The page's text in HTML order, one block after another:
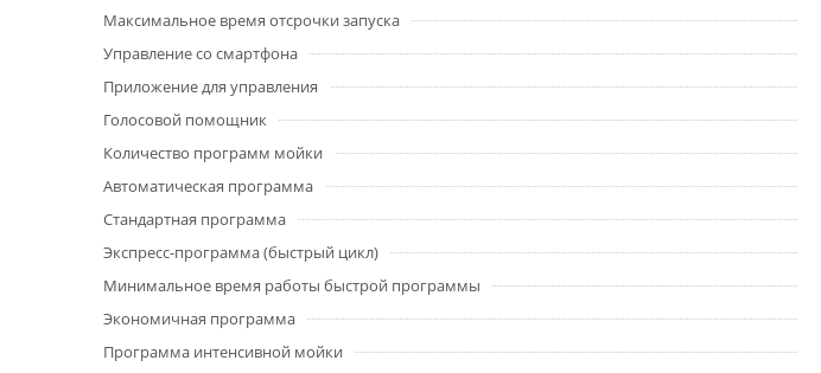
Максимальное время отсрочки запуска
Управление со смартфона
Приложение для управления
Голосовой помощник
Количество программ мойки
Автоматическая программа
Стандартная программа
Экспресс-программа (быстрый цикл)
Минимальное время работы быстрой программы
Экономичная программа
Программа интенсивной мойки